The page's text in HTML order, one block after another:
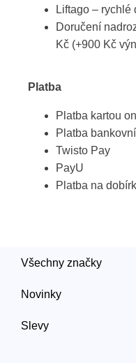
Liftago – rychlé
Doručení
Kč (+900 Kč
Platba
Platba kartou
Platba
Twisto Pay
PayU
Platba na
Všechny značky
Novinky
Slevy